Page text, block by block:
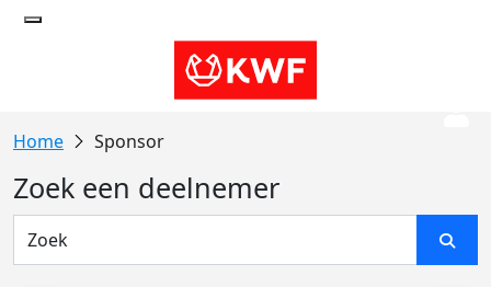
Sponsor
Zoek een deelnemer